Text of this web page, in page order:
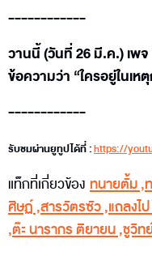
------------
วานนี้ (วันที่ 26 มี.ค.) เพ
ข้อความว่า “ใครอยู่ในเห
------------
รับชมผ่านยูทูปได้ที่ :https://
แท็กที่เกี่ยวข้อง ทนายตั้ม,
ศิษฏ์,สารวัตรซัว,แถลงไ
,ต๊ะ นารากร ติยายน,ชูวิท